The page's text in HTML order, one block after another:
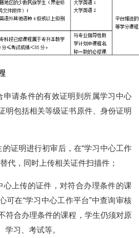
申请条件的有效证明到所属学习中心
明包括相关等级证书原件、身份证明
的证明进行初审后，在“学习中心工作
代，同时上传相关证件扫描件；
心上传的证件，对符合办理条件的课
可在“学习中心工作平台”中查询审核
符合办理条件的课程，学生仍须对原
学习、考试等。